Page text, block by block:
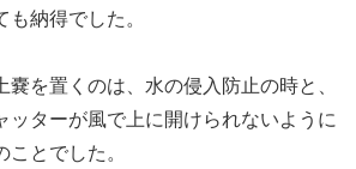
も納得でした。
嚢を置くのは、水の侵入防止の時と、
ッターが風で上に開けられないように
とでした。